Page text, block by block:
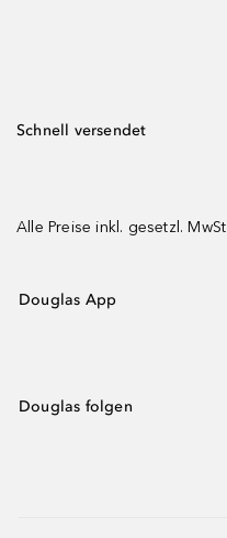
Schnell versendet
Alle Preise inkl. gesetzl.
Douglas App
Douglas folgen